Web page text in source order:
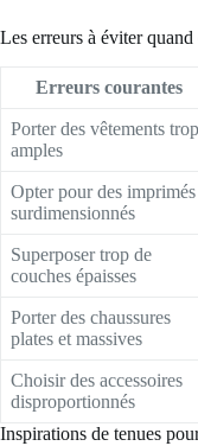
Les erreurs à éviter quand
Erreurs courantes
Porter des vêtements trop
amples
Opter pour des imprimés
surdimensionnés
Superposer trop de
couches épaisses
Porter des chaussures
plates et massives
Choisir des accessoires
disproportionnés
Inspirations de tenues